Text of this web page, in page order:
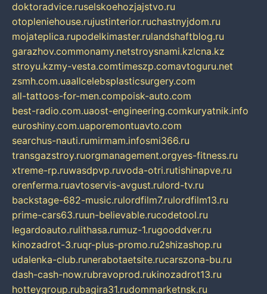
doktoradvice.ruselskoehozjajstvo.ru
otopleniehouse.rujustinterior.ruchastnyjdom.ru
mojateplica.rupodelkimaster.rulandshaftblog.ru
garazhov.commonamy.netstroysnami.kzlcna.kz
stroyu.kzmy-vesta.comtimeszp.comavtoguru.net
zsmh.com.uaallcelebsplasticsurgery.com
all-tattoos-for-men.compoisk-auto.com
best-radio.com.uaost-engineering.comkuryatnik.info
euroshiny.com.uaporemontuavto.com
searchus-nauti.rumirmam.infosmi366.ru
transgazstroy.ruorgmanagement.orgyes-fitness.ru
xtreme-rp.ruwasdpvp.ruvoda-otri.rutishinapve.ru
orenferma.ruavtoservis-avgust.rulord-tv.ru
backstage-682-music.rulordfilm7.rulordfilm13.ru
prime-cars63.ruun-believable.rucodetool.ru
legardoauto.rulithasa.rumuz-1.rugooddver.ru
kinozadrot-3.ruqr-plus-promo.ru2shizashop.ru
udalenka-club.runerabotaetsite.rucarszona-bu.ru
dash-cash-now.rubravoprod.rukinozadrot13.ru
hotteygroup.rubagira31.rudommarketnsk.ru